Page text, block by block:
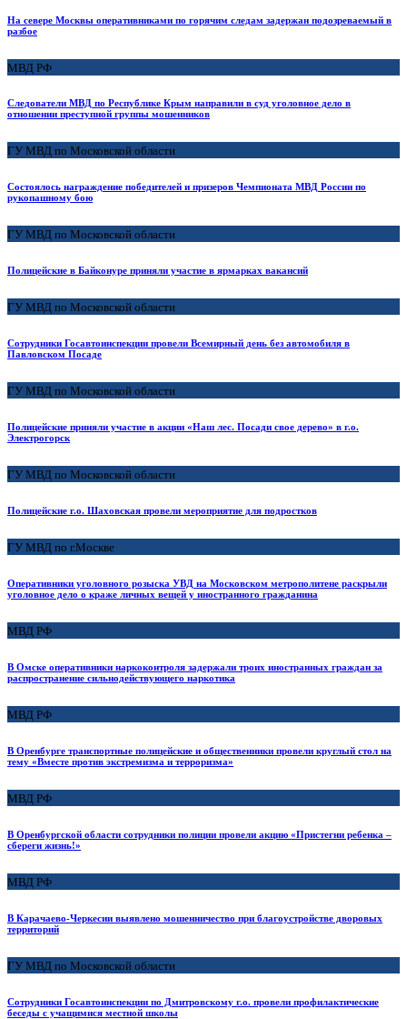
На севере Москвы оперативниками по горячим следам задержан подозреваемый в
разбое
МВД РФ
Следователи МВД по Республике Крым направили в суд уголовное дело в
отношении преступной группы мошенников
ГУ МВД по Московской области
Состоялось награждение победителей и призеров Чемпионата МВД России по
рукопашному бою
ГУ МВД по Московской области
Полицейские в Байконуре приняли участие в ярмарках вакансий
ГУ МВД по Московской области
Сотрудники Госавтоинспекции провели Всемирный день без автомобиля в
Павловском Посаде
ГУ МВД по Московской области
Полицейские приняли участие в акции «Наш лес. Посади свое дерево» в г.о.
Электрогорск
ГУ МВД по Московской области
Полицейские г.о. Шаховская провели мероприятие для подростков
ГУ МВД по г.Москве
Оперативники уголовного розыска УВД на Московском метрополитене раскрыли
уголовное дело о краже личных вещей у иностранного гражданина
МВД РФ
В Омске оперативники наркоконтроля задержали троих иностранных граждан за
распространение сильнодействующего наркотика
МВД РФ
В Оренбурге транспортные полицейские и общественники провели круглый стол на
тему «Вместе против экстремизма и терроризма»
МВД РФ
В Оренбургской области сотрудники полиции провели акцию «Пристегни ребенка –
сбереги жизнь!»
МВД РФ
В Карачаево-Черкесии выявлено мошенничество при благоустройстве дворовых
территорий
ГУ МВД по Московской области
Сотрудники Госавтоинспекции по Дмитровскому г.о. провели профилактические
беседы с учащимися местной школы